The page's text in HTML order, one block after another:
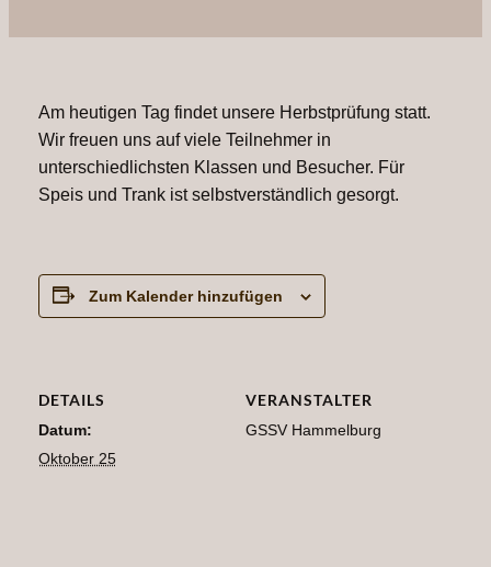
Am heutigen Tag findet unsere Herbstprüfung statt.
Wir freuen uns auf viele Teilnehmer in
unterschiedlichsten Klassen und Besucher. Für
Speis und Trank ist selbstverständlich gesorgt.
Zum Kalender hinzufügen
DETAILS
Datum:
Oktober 25
VERANSTALTER
GSSV Hammelburg